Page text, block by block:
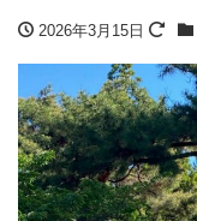
2026年3月15日